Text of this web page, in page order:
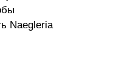
Naegleria